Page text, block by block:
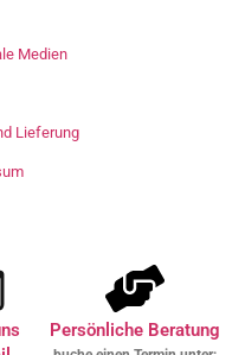
Medien
Lieferung
Persönliche Beratung